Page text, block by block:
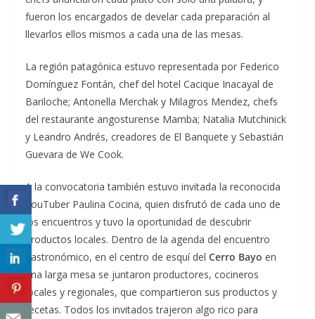
fueron los encargados de develar cada preparación al
llevarlos ellos mismos a cada una de las mesas.
La región patagónica estuvo representada por Federico
Domínguez Fontán, chef del hotel Cacique Inacayal de
Bariloche; Antonella Merchak y Milagros Mendez, chefs
del restaurante angosturense Mamba; Natalia Mutchinick
y Leandro Andrés, creadores de El Banquete y Sebastián
Guevara de We Cook.
A la convocatoria también estuvo invitada la reconocida
YouTuber Paulina Cocina, quien disfrutó de cada uno de
los encuentros y tuvo la oportunidad de descubrir
productos locales. Dentro de la agenda del encuentro
gastronómico, en el centro de esquí del Cerro Bayo en
una larga mesa se juntaron productores, cocineros
locales y regionales, que compartieron sus productos y
recetas. Todos los invitados trajeron algo rico para